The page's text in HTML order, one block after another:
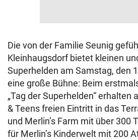
Die von der Familie Seunig
Kleinhaugsdorf bietet kleinen
Superhelden am Samstag, den
eine große Bühne: Beim
„Tag der Superhelden“ erhalten
& Teens freien Eintritt in das
und Merlin’s Farm mit über 300
für Merlin’s Kinderwelt mit 200